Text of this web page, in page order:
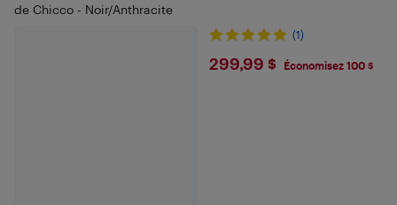
de Chicco - Noir/Anthracite
(1)
$299.99
299,99 $ Économisez 100 $